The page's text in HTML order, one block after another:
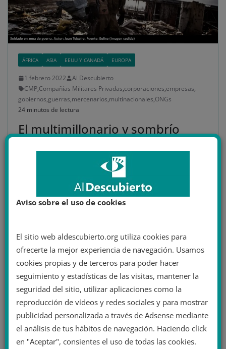
ÁFRICA ASIA EEUU Y CANADÁ EUROPA
1 febrero 2022
Al Descubierto
CMP,Compañías Militares Privadas,corporaciones,empresas,
gobiernos,guerras,mercenarios,multinacionales,ONGs
24 minutos de lectura
El multimillonario y sombrío
Militares Privadas
Artículo original de Oier Zebeiro para Eulixe: El
multimillonario y sombrío negocio de las Compañías
Militares Privadas Las Compañías Militares
Aviso sobre el uso de cookies
El sitio web aldescubierto.org utiliza cookies para
ofrecerte la mejor experiencia de navegación. Usamos
cookies propias y de terceros para poder hacer
seguimiento y estadísticas de las visitas, mantener la
seguridad del sitio, utilizar aplicaciones como la
reproducción de vídeos y redes sociales y para mostrar
publicidad personalizada a través de Adsense mediante
el análisis de tus hábitos de navegación. Haciendo click
en "Aceptar", consientes el uso de todas las cookies.